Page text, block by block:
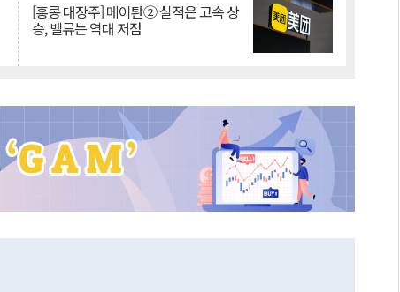
[홍콩 대장주] 메이퇀② 실적은 고속 상
승, 밸류는 역대 저점